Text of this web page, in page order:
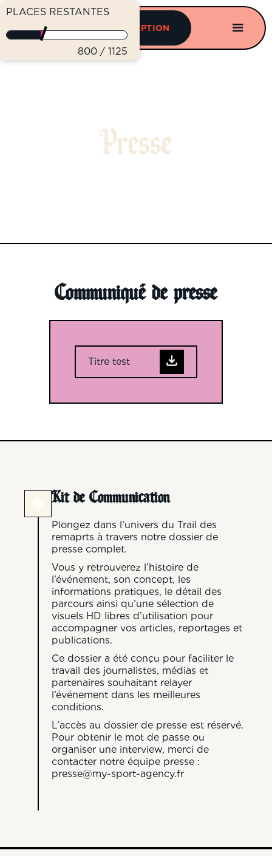
PLACES RESTANTES
800 / 1125
INSCRIPTION
Presse
Communiqué de presse
Titre test
Kit de Communication
Plongez dans l’univers du Trail des
remaprts à travers notre dossier de
presse complet.
Vous y retrouverez l’histoire de
l’événement, son concept, les
informations pratiques, le détail des
parcours ainsi qu’une sélection de
visuels HD libres d’utilisation pour
accompagner vos articles, reportages et
publications.
Ce dossier a été conçu pour faciliter le
travail des journalistes, médias et
partenaires souhaitant relayer
l’événement dans les meilleures
conditions.
L’accès au dossier de presse est réservé.
Pour obtenir le mot de passe ou
organiser une interview, merci de
contacter notre équipe presse :
presse@my-sport-agency.fr